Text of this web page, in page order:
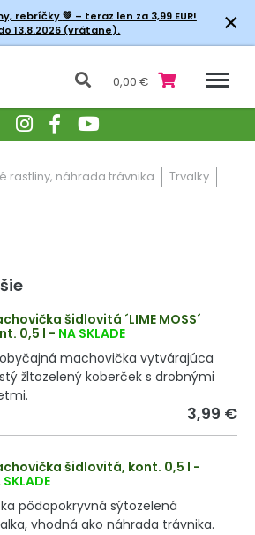
rebríčky💚 – teraz len za 3,99 EUR!
13.8.2026 (vrátane).
×
0,00 €
rastliny, náhrada trávnika
Trvalky
šidlovitá ´LIME MOSS´
0,5 l - NA SKLADE
machovička vytvárajúca
žltozelený koberček s drobnými
3,99 €
šidlovitá, kont. 0,5 l -
SKLADE
pôdopokryvná sýtozelená
vhodná ako náhrada trávnika.